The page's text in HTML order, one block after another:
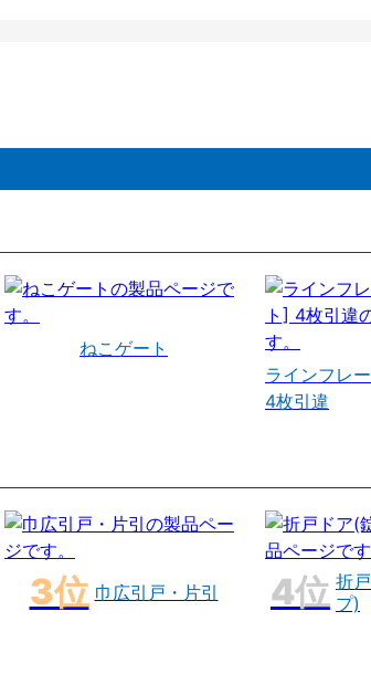
ねこゲート
ラインフレ
4枚引違
巾広引戸・片引
折
プ)